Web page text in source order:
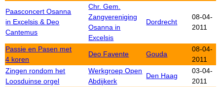
Paasconcert Osanna
in Excelsis & Deo
Cantemus
Chr. Gem.
Zangvereniging
Osanna in
Excelsis
Dordrecht
08-04-
2011
Passie en Pasen met
4 koren
Deo Favente Gouda
08-04-
2011
Zingen rondom het
Loosduinse orgel
Werkgroep Open
Abdijkerk
Den Haag
03-04-
2011